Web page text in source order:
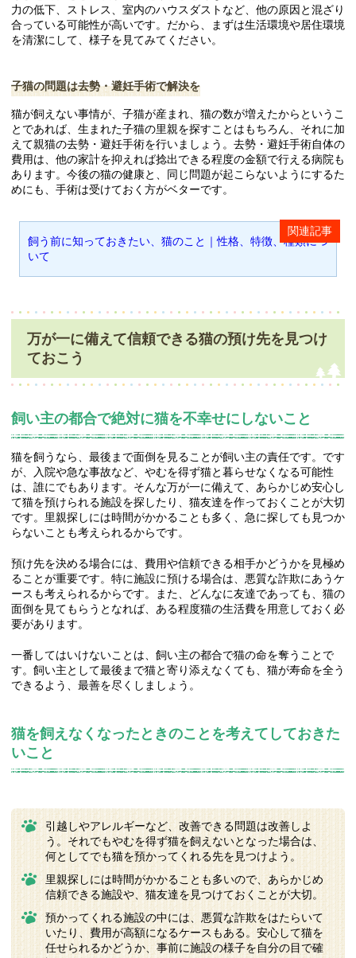
力の低下、ストレス、室内のハウスダストなど、他の原因と混ざり
合っている可能性が高いです。だから、まずは生活環境や居住環境
を清潔にして、様子を見てみてください。
子猫の問題は去勢・避妊手術で解決を
猫が飼えない事情が、子猫が産まれ、猫の数が増えたからというこ
とであれば、生まれた子猫の里親を探すことはもちろん、それに加
えて親猫の去勢・避妊手術を行いましょう。去勢・避妊手術自体の
費用は、他の家計を抑えれば捻出できる程度の金額で行える病院も
あります。今後の猫の健康と、同じ問題が起こらないようにするた
めにも、手術は受けておく方がベターです。
飼う前に知っておきたい、猫のこと｜性格、特徴、種類につ
いて
万が一に備えて信頼できる猫の預け先を見つけ
ておこう
飼い主の都合で絶対に猫を不幸せにしないこと
猫を飼うなら、最後まで面倒を見ることが飼い主の責任です。です
が、入院や急な事故など、やむを得ず猫と暮らせなくなる可能性
は、誰にでもあります。そんな万が一に備えて、あらかじめ安心し
て猫を預けられる施設を探したり、猫友達を作っておくことが大切
です。里親探しには時間がかかることも多く、急に探しても見つか
らないことも考えられるからです。
預け先を決める場合には、費用や信頼できる相手かどうかを見極め
ることが重要です。特に施設に預ける場合は、悪質な詐欺にあうケ
ースも考えられるからです。また、どんなに友達であっても、猫の
面倒を見てもらうとなれば、ある程度猫の生活費を用意しておく必
要があります。
一番してはいけないことは、飼い主の都合で猫の命を奪うことで
す。飼い主として最後まで猫と寄り添えなくても、猫が寿命を全う
できるよう、最善を尽くしましょう。
猫を飼えなくなったときのことを考えてしておきた
いこと
引越しやアレルギーなど、改善できる問題は改善しよ
う。それでもやむを得ず猫を飼えないとなった場合は、
何としてでも猫を預かってくれる先を見つけよう。
里親探しには時間がかかることも多いので、あらかじめ
信頼できる施設や、猫友達を見つけておくことが大切。
預かってくれる施設の中には、悪質な詐欺をはたらいて
いたり、費用が高額になるケースもある。安心して猫を
任せられるかどうか、事前に施設の様子を自分の目で確